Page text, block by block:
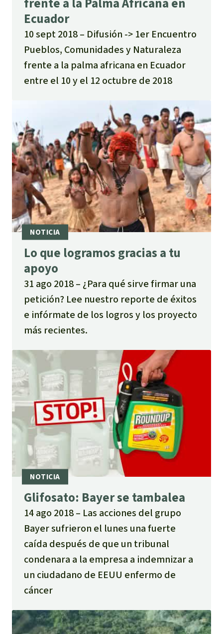
frente a la Palma Africana en
Ecuador
10 sept 2018
Difusión ­-> 1er Encuentro
Pueblos, Comunidades y Naturaleza
frente a la palma africana en Ecuador
entre el 10 y el 12 octubre de 2018
Lo que logramos gracias a tu
apoyo
31 ago 2018
¿Para qué sirve firmar una
petición? Lee nuestro reporte de éxitos
e infórmate de los logros y los proyecto
más recientes.
Glifosato: Bayer se tambalea
14 ago 2018
Las acciones del grupo
Bayer sufrieron el lunes una fuerte
caída después de que un tribunal
condenara a la empresa a indemnizar a
un ciudadano de EEUU enfermo de
cáncer